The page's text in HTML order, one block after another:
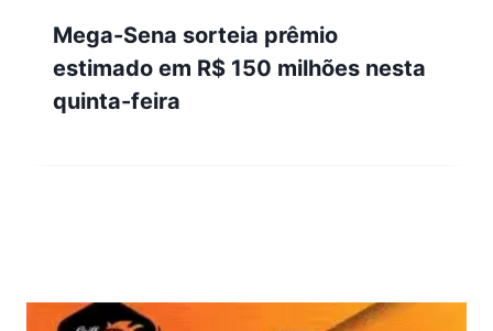
Mega-Sena sorteia prêmio
estimado em R$ 150 milhões nesta
quinta-feira